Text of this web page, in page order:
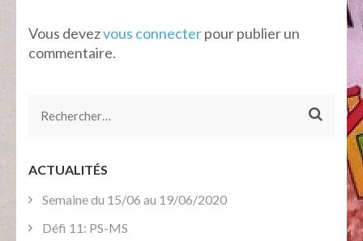
Vous devezvous connecterpour publier un
commentaire.
Rechercher :
ACTUALITÉS
Semaine du 15/06 au 19/06/2020
Défi 11: PS-MS